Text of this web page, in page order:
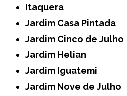
Itaquera
Jardim Casa Pintada
Jardim Cinco de Julho
Jardim Helian
Jardim Iguatemi
Jardim Nove de Julho